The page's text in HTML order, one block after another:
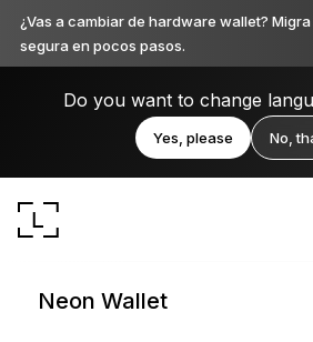
¿Vas a cambiar de hardware wallet?
segura en pocos pasos.
Do you want to change
Yes, please No,
Neon Wallet